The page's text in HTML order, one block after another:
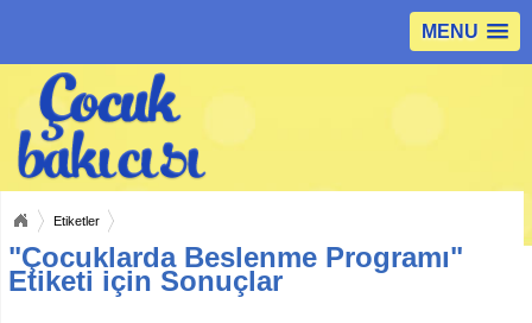
MENU
Etiketler
"Çocuklarda Beslenme Programı"
Etiketi için Sonuçlar